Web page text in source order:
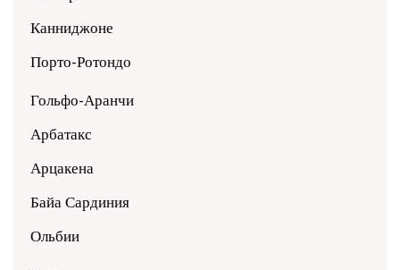
Канниджоне
Порто-Ротондо
Гольфо-Аранчи
Арбатакс
Арцакена
Байа Сардиния
Ольбии